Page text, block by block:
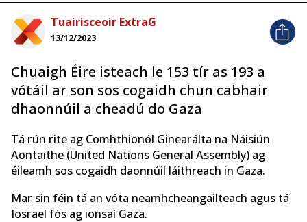
Tuairisceoir ExtraG
13/12/2023
Chuaigh Éire isteach le 153 tír as 193 a
vótáil ar son sos cogaidh chun cabhair
dhaonnúil a cheadú do Gaza
Tá rún rite ag Comhthionól Ginearálta na Náisiún
Aontaithe (United Nations General Assembly) ag
éileamh sos cogaidh daonnúil láithreach in Gaza.
Mar sin féin tá an vóta neamhcheangailteach agus tá
Iosrael fós ag ionsaí Gaza.